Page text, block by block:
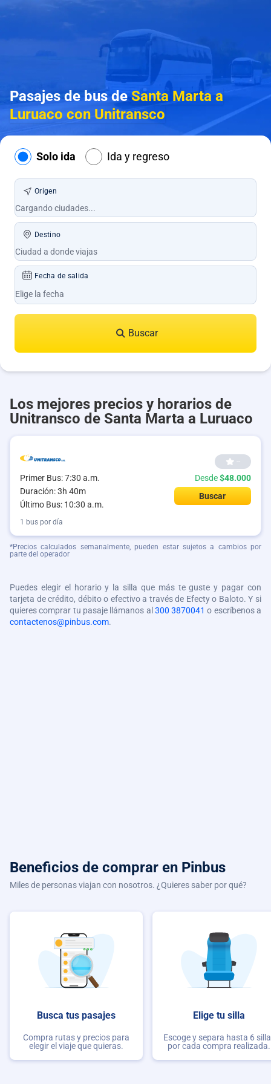
Pasajes de bus deSanta Marta a
Luruaco con Unitransco
Solo ida Ida y regreso
Origen
Destino
Fecha de salida
Buscar
Los mejores precios y horarios de
Unitransco de Santa Marta a Luruaco
Primer Bus: 7:30 a.m.
Duración: 3h 40m
Último Bus: 10:30 a.m.
--
Desde$48.000
Buscar
1 bus por día
*Precios calculados semanalmente, pueden estar sujetos a cambios por
parte del operador
Puedes elegir el horario y la silla que más te guste y pagar con
tarjeta de crédito, débito o efectivo a través de Efecty o Baloto. Y si
quieres comprar tu pasaje llámanos al300 3870041 o escríbenos a
contactenos@pinbus.com.
Beneficios de comprar en Pinbus
Miles de personas viajan con nosotros. ¿Quieres saber por qué?
Busca tus pasajes
Compra rutas y precios para
elegir el viaje que quieras.
Elige tu silla
Escoge y separa hasta 6
por cada compra realizada.